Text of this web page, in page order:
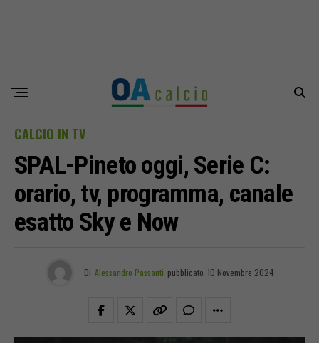
CALCIO IN TV
SPAL-Pineto oggi, Serie C:
orario, tv, programma, canale
esatto Sky e Now
Di Alessandro Passanti pubblicato 10 Novembre 2024